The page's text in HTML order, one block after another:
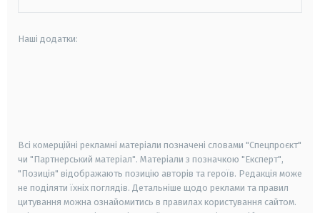
Наші додатки:
Всі комерційні рекламні матеріали позначені словами "Спецпроєкт"
чи "Партнерський матеріал". Матеріали з позначкою "Експерт",
"Позиція" відображають позицію авторів та героїв. Редакція може
не поділяти їхніх поглядів. Детальніше щодо реклами та правил
цитування можна ознайомитись в правилах користування сайтом.